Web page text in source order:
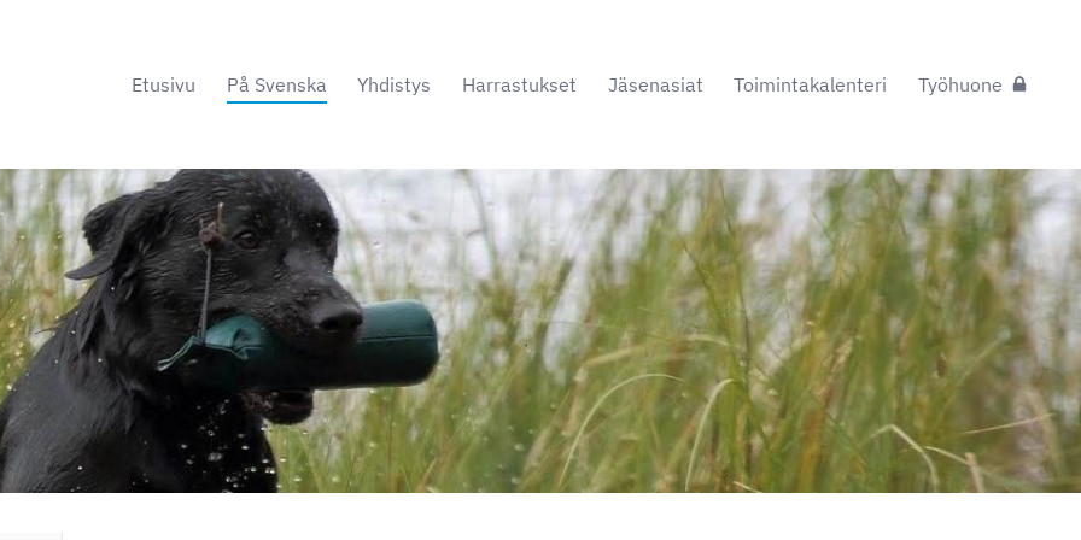
Etusivu På Svenska Yhdistys Harrastukset Jäsenasiat Toimintakalenteri Työhuone